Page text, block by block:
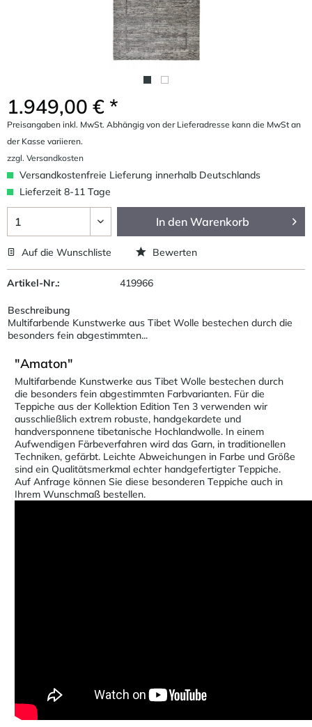
1.949,00 € *
Preisangaben inkl. MwSt. Abhängig von der Lieferadresse kann die MwSt an
der Kasse variieren.
zzgl. Versandkosten
Versandkostenfreie Lieferung innerhalb Deutschlands
Lieferzeit 8-11 Tage
In den Warenkorb
Auf die Wunschliste Bewerten
Artikel-Nr.: 419966
Beschreibung
Multifarbende Kunstwerke aus Tibet Wolle bestechen durch die
besonders fein abgestimmten...
"Amaton"
Multifarbende Kunstwerke aus Tibet Wolle bestechen durch
die besonders fein abgestimmten Farbvarianten. Für die
Teppiche aus der Kollektion Edition Ten 3 verwenden wir
ausschließlich extrem robuste, handgekardete und
handversponnene tibetanische Hochlandwolle. In einem
Aufwendigen Färbeverfahren wird das Garn, in traditionellen
Techniken, gefärbt. Leichte Abweichungen in Farbe und Größe
sind ein Qualitätsmerkmal echter handgefertigter Teppiche.
Auf Anfrage können Sie diese besonderen Teppiche auch in
Ihrem Wunschmaß bestellen.